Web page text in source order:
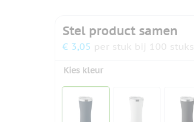
Stel product samen
€ 3,05 per stuk bij 100 stuks
Kies kleur